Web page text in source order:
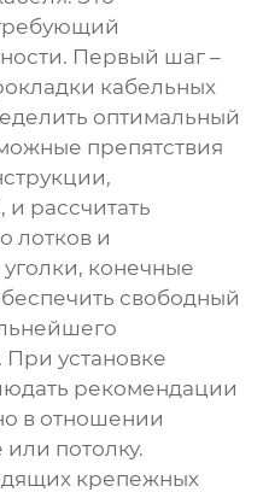
Первый шаг –
кабельных
оптимальный
препятствия
рассчитать
лотков и
конечные
свободный
установке
рекомендации
в отношении
или потолку.
крепежных